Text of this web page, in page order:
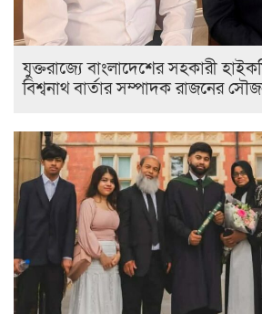
যুক্তরাজ্যে বাংলাদেশের সহকারী
বিশ্বনাথ বার্তার সম্পাদক রাজনের